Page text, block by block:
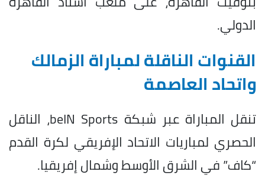
الدولي.
القنوات الناقلة لمباراة الزمالك
واتحاد العاصمة
تنقل المباراة عبر شبكة beIN Sports، الناقل
الحصري لمباريات الاتحاد الإفريقي لكرة القدم
“كاف” في الشرق الأوسط وشمال إفريقيا.